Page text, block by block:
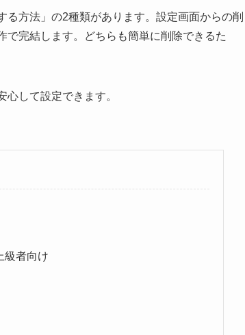
方法」の2種類があります。設定画面からの削
で完結します。どちらも簡単に削除できるた
して設定できます。
級者向け